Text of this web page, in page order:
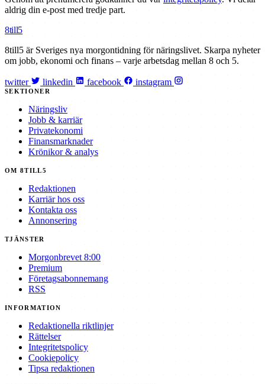
aldrig din e-post med tredje part.
8till5
8till5 är Sveriges nya morgontidning för näringslivet. Skarpa nyheter
om jobb, ekonomi och finans – varje arbetsdag mellan 8 och 5.
twitter linkedin facebook instagram
SEKTIONER
Näringsliv
Jobb & karriär
Privatekonomi
Finansmarknader
Krönikor & analys
OM 8TILL5
Redaktionen
Karriär hos oss
Kontakta oss
Annonsering
TJÄNSTER
Morgonbrevet 8:00
Premium
Företagsabonnemang
RSS
INFORMATION
Redaktionella riktlinjer
Rättelser
Integritetspolicy
Cookiepolicy
Tipsa redaktionen